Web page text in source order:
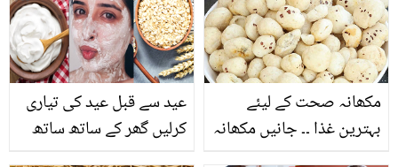
خوبصورت ویڈیو وائرل
کو مشکلات کیوں جھیلنی
پڑیں؟
عید سے قبل عید کی تیاری
کرلیں گھر کے ساتھ ساتھ
مکھانہ صحت کے لیئے
بہترین غذا ۔۔ جانیں مکھانہ